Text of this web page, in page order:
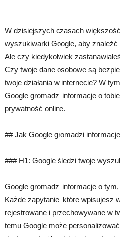
W dzisiejszych czasach
wyszukiwarki Google, aby znaleźć
Ale czy kiedykolwiek
Czy twoje dane osobowe są
twoje działania w internecie? W
Google gromadzi informacje o
prywatność online.
## Jak Google gromadzi
### H1: Google śledzi twoje
Google gromadzi informacje o
Każde zapytanie, które wpisujesz
rejestrowane i przechowywane w
temu Google może